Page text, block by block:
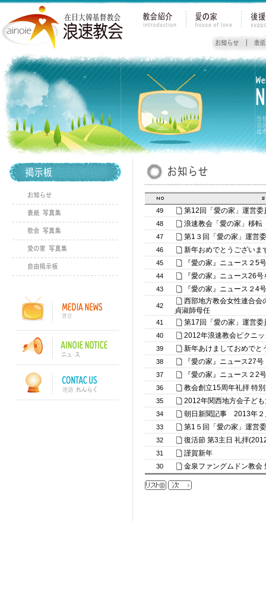
49 第12回「愛の家」運営委
48 浪速教会「愛の家」移転
47 第1３回「愛の家」運営
46 新年おめでとうございま
45 『愛の家』ニュース２5号
44 『愛の家』ニュース26
43 『愛の家』ニュース２4号
42
西部地方教会女性連合会
貞淑師母任
41 第17回「愛の家」運営委
40 2012年浪速教会ピクニ
39 新年あけましておめでと
38 『愛の家』ニュース27号
37 『愛の家』ニュース２2号
36 教会創立15周年礼拝 特
35 2012年関西地方会子ど
34 朝日新聞記事 2013
33 第1５回「愛の家」運営
32 復活節 第3主日 礼拝
31 謹賀新年
30 金泉ファングムドン教会